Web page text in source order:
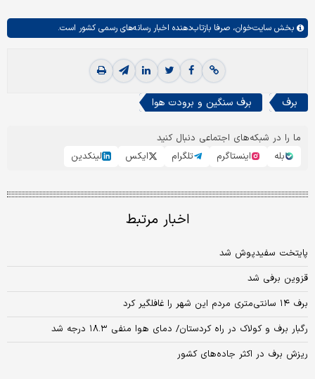
بخش سایت‌خوان، صرفا بازتاب‌دهنده اخبار رسانه‌های رسمی کشور است.
برف برف سنگین و برودت هوا
ما را در شبکه‌های اجتماعی دنبال کنید
بله
اینستاگرم تلگرام ایکس لینکدین
اخبار مرتبط
پایتخت‌ سفیدپوش شد
قزوین برفی شد
برف ۱۴ سانتی‌متری مردم این شهر را غافلگیر کرد
رگبار برف و کولاک در راه کردستان/ دمای هوا منفی ۱۸.۳ درجه شد
ریزش برف در اکثر جاده‌های کشور